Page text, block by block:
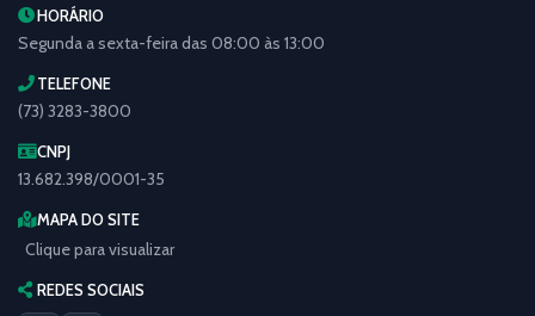
HORÁRIO
Segunda a sexta-feira das 08:00 às 13:00
TELEFONE
(73) 3283-3800
CNPJ
13.682.398/0001-35
MAPA DO SITE
Clique para visualizar
REDES SOCIAIS